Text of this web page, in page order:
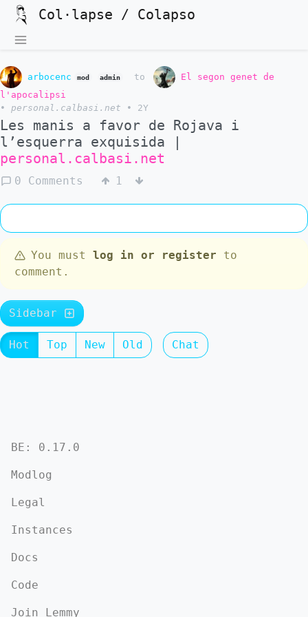
Col·lapse / Colapso
arbocenc mod admin to
El segon genet de
l'apocalipsi
•
personal.calbasi.net • 2Y
Les manis a favor de Rojava i
l’esquerra exquisida |
personal.calbasi.net
0 Comments 1
You must log in or register to
comment.
Sidebar
Hot Top New Old Chat
BE: 0.17.0
Modlog
Legal
Instances
Docs
Code
Join Lemmy